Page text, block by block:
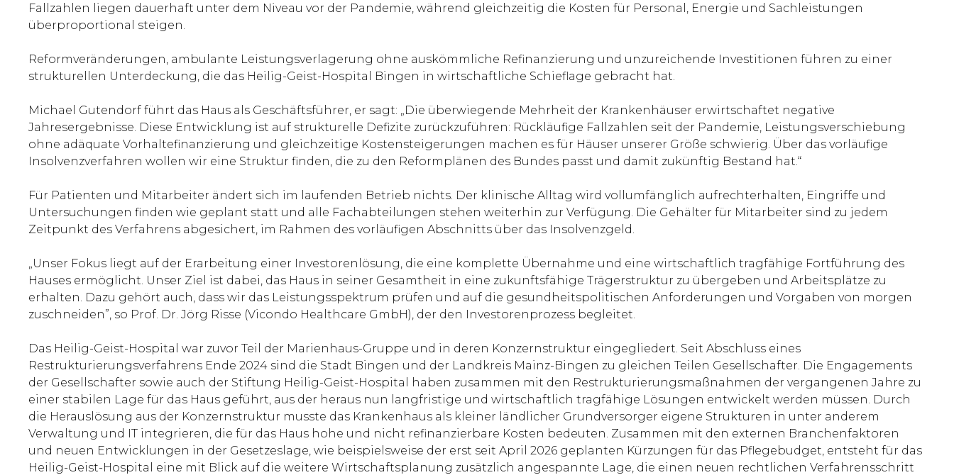
Fallzahlen liegen dauerhaft unter dem Niveau vor der Pandemie, während gleichzeitig die Kosten für Personal, Energie und Sachleistungen
überproportional steigen.
Reformveränderungen, ambulante Leistungsverlagerung ohne auskömmliche Refinanzierung und unzureichende Investitionen führen zu einer
strukturellen Unterdeckung, die das Heilig-Geist-Hospital Bingen in wirtschaftliche Schieflage gebracht hat.
Michael Gutendorf führt das Haus als Geschäftsführer, er sagt: „Die überwiegende Mehrheit der Krankenhäuser erwirtschaftet negative
Jahresergebnisse. Diese Entwicklung ist auf strukturelle Defizite zurückzuführen: Rückläufige Fallzahlen seit der Pandemie, Leistungsverschiebung
ohne adäquate Vorhaltefinanzierung und gleichzeitige Kostensteigerungen machen es für Häuser unserer Größe schwierig. Über das vorläufige
Insolvenzverfahren wollen wir eine Struktur finden, die zu den Reformplänen des Bundes passt und damit zukünftig Bestand hat.“
Für Patienten und Mitarbeiter ändert sich im laufenden Betrieb nichts. Der klinische Alltag wird vollumfänglich aufrechterhalten, Eingriffe und
Untersuchungen finden wie geplant statt und alle Fachabteilungen stehen weiterhin zur Verfügung. Die Gehälter für Mitarbeiter sind zu jedem
Zeitpunkt des Verfahrens abgesichert, im Rahmen des vorläufigen Abschnitts über das Insolvenzgeld.
„Unser Fokus liegt auf der Erarbeitung einer Investorenlösung, die eine komplette Übernahme und eine wirtschaftlich tragfähige Fortführung des
Hauses ermöglicht. Unser Ziel ist dabei, das Haus in seiner Gesamtheit in eine zukunftsfähige Trägerstruktur zu übergeben und Arbeitsplätze zu
erhalten. Dazu gehört auch, dass wir das Leistungsspektrum prüfen und auf die gesundheitspolitischen Anforderungen und Vorgaben von morgen
zuschneiden”, so Prof. Dr. Jörg Risse (Vicondo Healthcare GmbH), der den Investorenprozess begleitet.
Das Heilig-Geist-Hospital war zuvor Teil der Marienhaus-Gruppe und in deren Konzernstruktur eingegliedert. Seit Abschluss eines
Restrukturierungsverfahrens Ende 2024 sind die Stadt Bingen und der Landkreis Mainz-Bingen zu gleichen Teilen Gesellschafter. Die Engagements
der Gesellschafter sowie auch der Stiftung Heilig-Geist-Hospital haben zusammen mit den Restrukturierungsmaßnahmen der vergangenen Jahre zu
einer stabilen Lage für das Haus geführt, aus der heraus nun langfristige und wirtschaftlich tragfähige Lösungen entwickelt werden müssen. Durch
die Herauslösung aus der Konzernstruktur musste das Krankenhaus als kleiner ländlicher Grundversorger eigene Strukturen in unter anderem
Verwaltung und IT integrieren, die für das Haus hohe und nicht refinanzierbare Kosten bedeuten. Zusammen mit den externen Branchenfaktoren
und neuen Entwicklungen in der Gesetzeslage, wie beispielsweise der erst seit April 2026 geplanten Kürzungen für das Pflegebudget, entsteht für das
Heilig-Geist-Hospital eine mit Blick auf die weitere Wirtschaftsplanung zusätzlich angespannte Lage, die einen neuen rechtlichen Verfahrensschritt